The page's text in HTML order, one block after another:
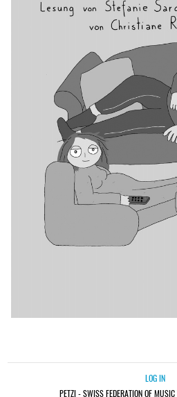
LOG IN
PETZI - SWISS FEDERATION OF